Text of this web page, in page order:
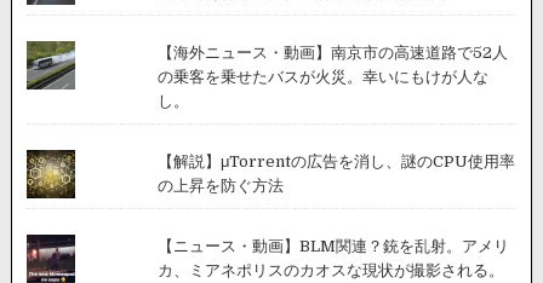
【海外ニュース・動画】南京市の高速道路で52人
の乗客を乗せたバスが火災。幸いにもけが人な
し。
【解説】μTorrentの広告を消し、謎のCPU使用率
の上昇を防ぐ方法
【ニュース・動画】BLM関連？銃を乱射。アメリ
カ、ミアネポリスのカオスな現状が撮影される。